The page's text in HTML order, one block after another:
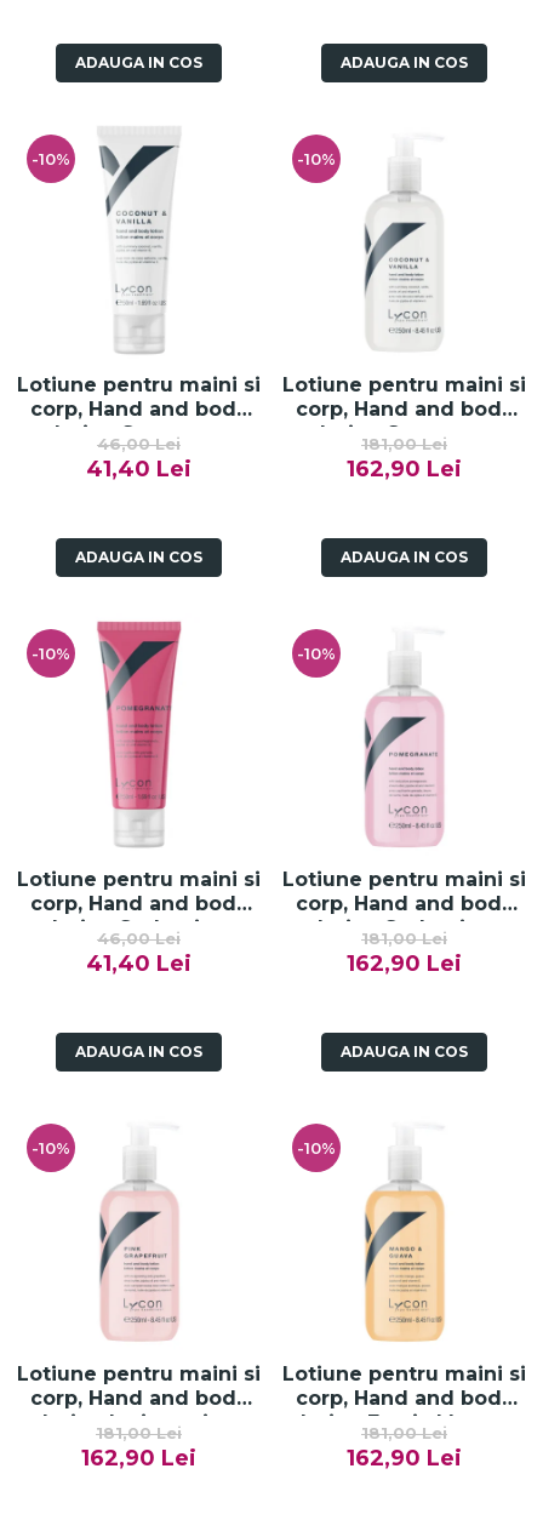
ADAUGA IN COS ADAUGA IN COS
-10%
Lotiune pentru maini si
corp, Hand and body
lotion Summery
Coconut and Vanilla -
50ml
46,00 Lei
41,40 Lei
ADAUGA IN COS
-10%
Lotiune pentru maini si
corp, Hand and body
lotion Summery
Coconut and Vanilla -
250ml
181,00 Lei
162,90 Lei
ADAUGA IN COS
-10%
Lotiune pentru maini si
corp, Hand and body
lotion Seductive
Pomegranate - 50ml
46,00 Lei
41,40 Lei
ADAUGA IN COS
-10%
Lotiune pentru maini si
corp, Hand and body
lotion Seductive
Pomegranate - 250ml
181,00 Lei
162,90 Lei
ADAUGA IN COS
-10%
Lotiune pentru maini si
corp, Hand and body
lotion Invigorating
Pink Grapefruit - 250ml
181,00 Lei
162,90 Lei
-10%
Lotiune pentru maini si
corp, Hand and body
lotion Exotic Mango
and Guava - 250ml
181,00 Lei
162,90 Lei